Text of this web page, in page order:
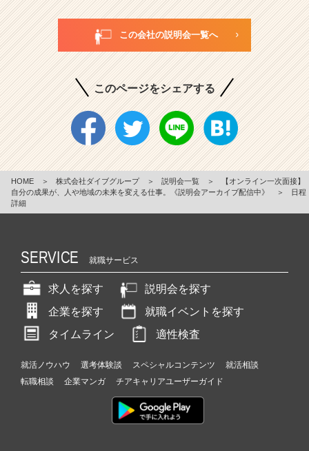
この会社の説明会一覧へ
このページをシェアする
HOME ＞ 株式会社ダイブグループ ＞ 説明会一覧 ＞
【オンライン一次面接】
自分の成果が、人や地域の未来を変える仕事。《説明会アーカイブ配信中》
＞
日程
詳細
SERVICE 就職サービス
求人を探す
説明会を探す
企業を探す
就職イベントを探す
タイムライン
適性検査
就活ノウハウ 選考体験談 スペシャルコンテンツ
就活相談
転職相談
企業マンガ チアキャリアユーザーガイド